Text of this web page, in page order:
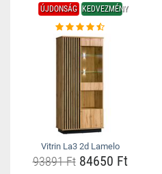
ÚJDONSÁG KEDVEZMÉNY
Vitrin La3 2d Lamelo
93891 Ft84650 Ft